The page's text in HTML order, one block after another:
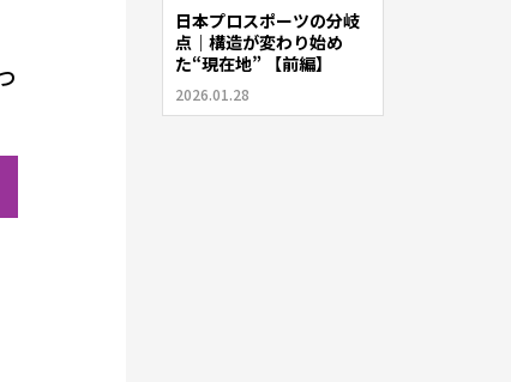
日本プロスポーツの分岐
点｜構造が変わり始め
た“現在地” 【前編】
2026.01.28